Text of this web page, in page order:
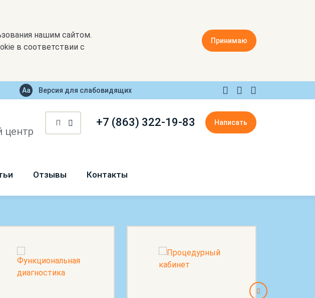
нашим сайтом.
в соответствии с
Принимаю
Версия для слабовидящих
+7 (863) 322-19-83 Написать
Отзывы Контакты